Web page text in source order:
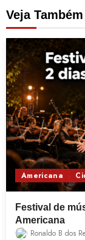
Veja
Americana
Festival de
Americana
Ronaldo B dos